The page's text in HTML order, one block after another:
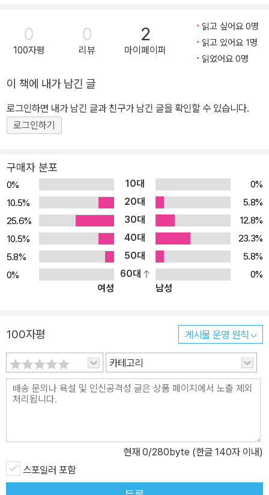
숲속의 미녀> <상드리용과 작은 유리구두> <인어공주> <나니아 연
대기> 등에 대한 소논문과《알파벳 신화》《어린왕자의 불어》《아리공
주와 꼬꼬왕자》《신데렐라와 소가 된 어머니》《하늘새가 된 수탉》등
0
100자평
0
리뷰
2
마이페이퍼
읽고 싶어요 0명
읽고 있어요 1명
읽었어요 0명
이 책에 내가 남긴 글
로그인하면 내가 남긴 글과 친구가 남긴 글을 확인할 수 있습니다.
로그인하기
구매자 분포
0% 10대
0%
10.5%
20대
5.8%
25.6%
30대
12.8%
10.5%
40대
23.3%
5.8%
50대
5.8%
0%
60대
0%
여성
남성
100자평 게시물 운영 원칙
카테고리
현재 0/280byte (한글 140자 이내)
스포일러 포함